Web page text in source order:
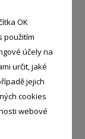
OK
použitím
účely na
určit, jaké
jejich
cookies
webové
%